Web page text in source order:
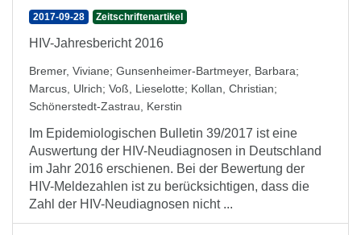
2017-09-28 Zeitschriftenartikel
HIV-Jahresbericht 2016
Bremer, Viviane; Gunsenheimer-Bartmeyer, Barbara;
Marcus, Ulrich; Voß, Lieselotte; Kollan, Christian;
Schönerstedt-Zastrau, Kerstin
Im Epidemiologischen Bulletin 39/2017 ist eine
Auswertung der HIV-Neudiagnosen in Deutschland
im Jahr 2016 erschienen. Bei der Bewertung der
HIV-Meldezahlen ist zu berücksichtigen, dass die
Zahl der HIV-Neudiagnosen nicht ...